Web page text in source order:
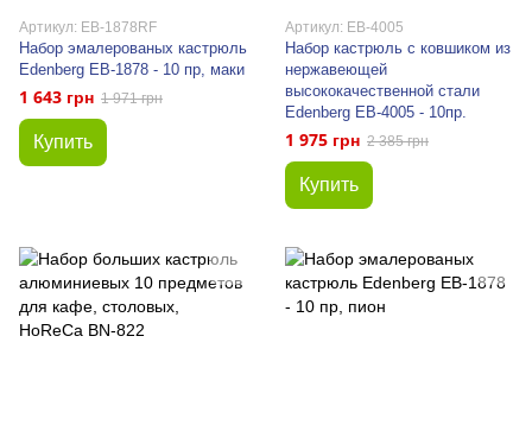
Артикул: EB-1878RF
Набор эмалерованых кастрюль
Edenberg EB-1878 - 10 пр, маки
1 643 грн 1 971 грн
Купить
Артикул: EB-4005
Набор кастрюль с ковшиком из
нержавеющей
высококачественной стали
Edenberg EB-4005 - 10пр.
1 975 грн 2 385 грн
Купить